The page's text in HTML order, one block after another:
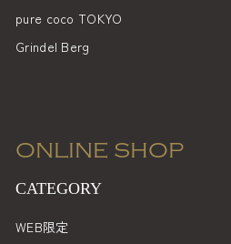
pure coco TOKYO
Grindel Berg
ONLINE SHOP
CATEGORY
WEB限定